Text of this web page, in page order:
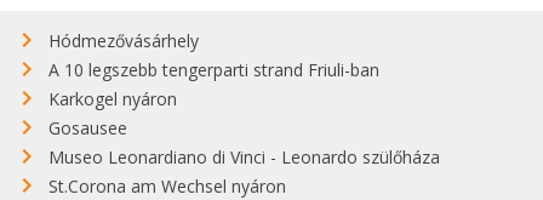
Hódmezővásárhely
A 10 legszebb tengerparti strand Friuli-ban
Karkogel nyáron
Gosausee
Museo Leonardiano di Vinci - Leonardo szülőháza
St.Corona am Wechsel nyáron